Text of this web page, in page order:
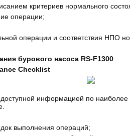
критериев нормального
операции;
операции и соответствия НПО
бурового насоса RS-F1300
Checklist
информацией по
выполнения операций;